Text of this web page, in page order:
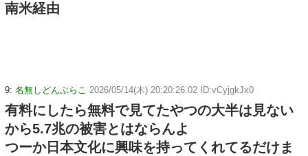
南米経由
9: 名無しどんぶらこ 2026/05/14(木) 20:20:26.02 ID:vCyjgkJx0
有料にしたら無料で見てたやつの大半は見ない
から5.7兆の被害とはならんよ
つーか日本文化に興味を持ってくれてるだけま